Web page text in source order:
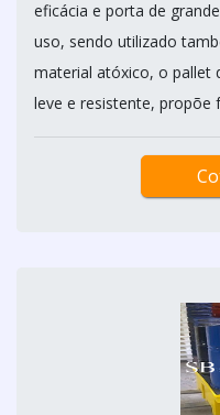
eficácia e porta de
uso, sendo utilizado
material atóxico, o pallet
leve e resistente, propõe